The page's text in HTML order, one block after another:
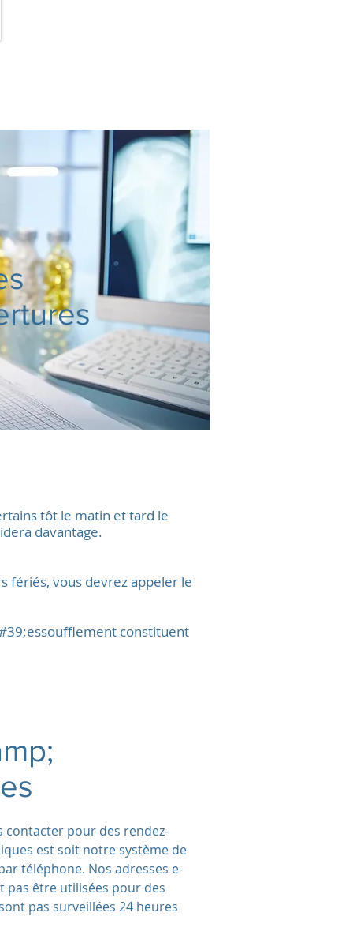
tôt le matin et tard le
davantage.
fériés, vous devrez appeler le
constituent
contacter pour des rendez-
est soit notre système de
téléphone. Nos adresses e-
pas être utilisées pour des
pas surveillées 24 heures